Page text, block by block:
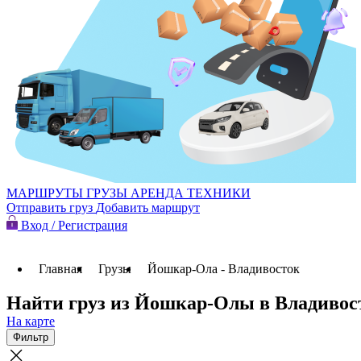
МАРШРУТЫ ГРУЗЫ АРЕНДА ТЕХНИКИ
Отправить груз Добавить маршрут
Вход / Регистрация
Главная Грузы Йошкар-Ола - Владивосток
Найти груз из Йошкар-Олы в
На карте
Фильтр